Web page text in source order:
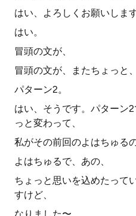
はい、よろしくお願いします
はい。
冒頭の文が、
冒頭の文が、またちょっと、
パターン2。
はい、そうです。パターン
っと変わって、
私がその前回のよはちゅるの
よはちゅるで、あの、
ちょっと思いを込めたって
すけど、